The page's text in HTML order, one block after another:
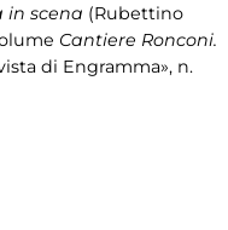
in scena (Rubettino
Cantiere Ronconi.
di Engramma», n.